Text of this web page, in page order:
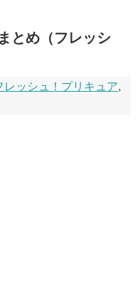
とめ（フレッシ
レッシュ！プリキュア,